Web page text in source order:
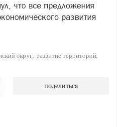
что все предложения
развития
округ развитие территорий
поделиться